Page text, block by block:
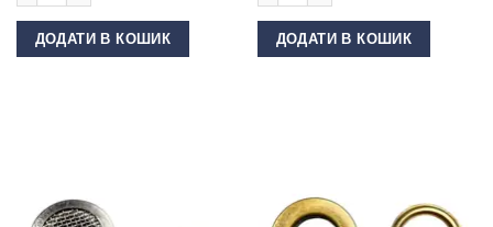
ДОДАТИ В КОШИК ДОДАТИ В КОШИК